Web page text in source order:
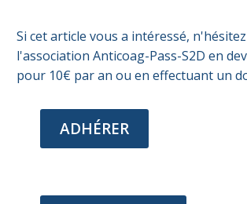
Si cet article vous a intéressé,
l'association Anticoag-Pass-S2D en
pour 10€ par an ou en effectuant un
ADHÉRER